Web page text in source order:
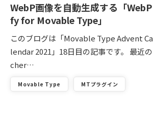
WebP画像を自動生成する「WebP
fy for Movable Type」
このブログは「Movable Type Advent Ca
lendar 2021」18日目の記事です。 最近の
cher…
Movable Type MTプラグイン